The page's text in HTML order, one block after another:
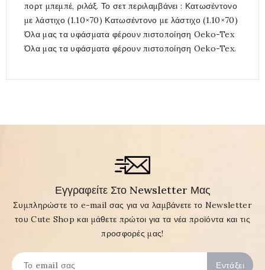
πορτ μπεμπέ, ριλάξ. Το σετ περιλαμβάνει : Κατωσέντονο
με λάστιχο (1.10×70) Κατωσέντονο με λάστιχο (1.10×70)
Όλα μας τα υφάσματα φέρουν πιστοποίηση Oeko-Tex
Όλα μας τα υφάσματα φέρουν πιστοποίηση Oeko-Tex.
Εγγραφείτε Στο Newsletter Μας
Συμπληρώστε το e-mail σας για να λαμβάνετε το Newsletter
του Cute Shop και μάθετε πρώτοι για τα νέα προϊόντα και τις
προσφορές μας!